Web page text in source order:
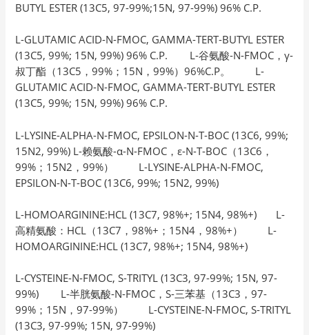
BUTYL ESTER (13C5, 97-99%;15N, 97-99%) 96% C.P.
L-GLUTAMIC ACID-N-FMOC, GAMMA-TERT-BUTYL ESTER
(13C5, 99%; 15N, 99%) 96% C.P. L-谷氨酸-N-FMOC，γ-
叔丁酯（13C5，99%；15N，99%）96%C.P。 L-
GLUTAMIC ACID-N-FMOC, GAMMA-TERT-BUTYL ESTER
(13C5, 99%; 15N, 99%) 96% C.P.
L-LYSINE-ALPHA-N-FMOC, EPSILON-N-T-BOC (13C6, 99%;
15N2, 99%) L-赖氨酸-α-N-FMOC，ε-N-T-BOC（13C6，
99%；15N2，99%） L-LYSINE-ALPHA-N-FMOC,
EPSILON-N-T-BOC (13C6, 99%; 15N2, 99%)
L-HOMOARGININE:HCL (13C7, 98%+; 15N4, 98%+) L-
高精氨酸：HCL（13C7，98%+；15N4，98%+） L-
HOMOARGININE:HCL (13C7, 98%+; 15N4, 98%+)
L-CYSTEINE-N-FMOC, S-TRITYL (13C3, 97-99%; 15N, 97-
99%) L-半胱氨酸-N-FMOC，S-三苯基（13C3，97-
99%；15N，97-99%） L-CYSTEINE-N-FMOC, S-TRITYL
(13C3, 97-99%; 15N, 97-99%)